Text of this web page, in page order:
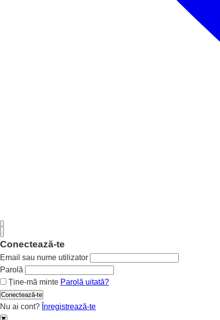
Conectează-te
Email sau nume utilizator
Parolă
Ține-mă minte Parolă uitată?
Conectează-te
Nu ai cont? Înregistrează-te